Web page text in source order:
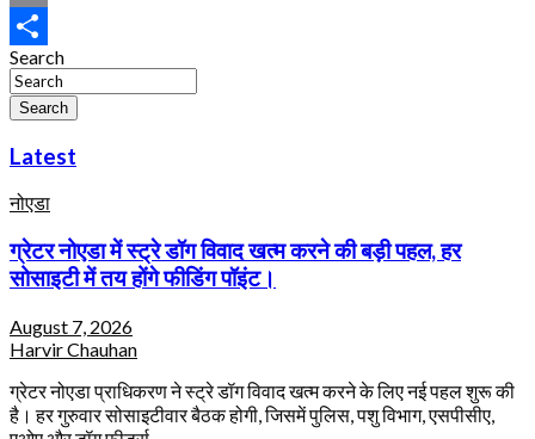
Email
Share
Search
Search
Latest
नोएडा
ग्रेटर नोएडा में स्ट्रे डॉग विवाद खत्म करने की बड़ी पहल, हर
सोसाइटी में तय होंगे फीडिंग पॉइंट।
August 7, 2026
Harvir Chauhan
ग्रेटर नोएडा प्राधिकरण ने स्ट्रे डॉग विवाद खत्म करने के लिए नई पहल शुरू की
है। हर गुरुवार सोसाइटीवार बैठक होगी, जिसमें पुलिस, पशु विभाग, एसपीसीए,